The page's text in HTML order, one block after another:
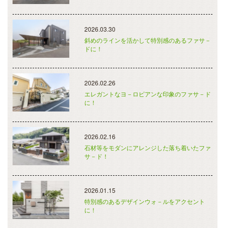
2026.03.30
斜めのラインを活かして特別感のあるファサ－
ドに！
2026.02.26
エレガントなヨ－ロピアンな印象のファサ－ド
に！
2026.02.16
石材等をモダンにアレンジした落ち着いたファ
サ－ド！
2026.01.15
特別感のあるデザインウォ－ルをアクセント
に！